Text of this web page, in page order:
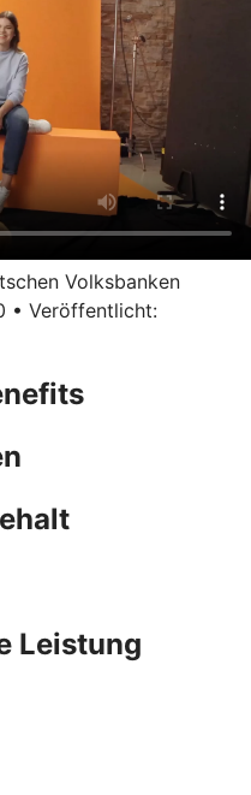
Volksbanken
• Veröffentlicht:
Leistung